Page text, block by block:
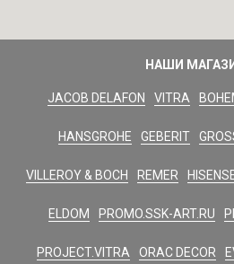
НАШИ
JACOB DELAFON VITRA
HANSGROHE GEBERIT
VILLEROY & BOCH REMER
ELDOM PROMO.SSK-ART.RU
PROJECT.VITRA ORAC DECOR